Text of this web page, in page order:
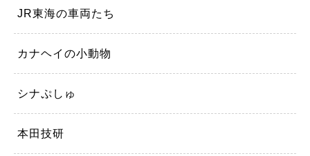
JR東海の車両たち
カナヘイの小動物
シナぷしゅ
本田技研